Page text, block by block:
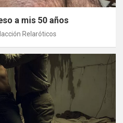
a mis 50 años
Relaróticos